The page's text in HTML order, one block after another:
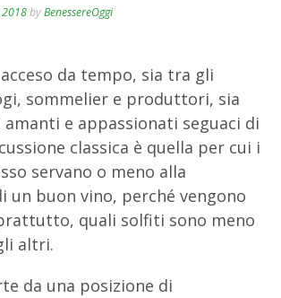
2018byBenessereOggi
da tempo, sia tra gli
sommelier e produttori, sia
e appassionati seguaci di
classica è quella per cui i
servano o meno alla
un buon vino, perché vengono
quali solfiti sono meno
altri.
da una posizione di